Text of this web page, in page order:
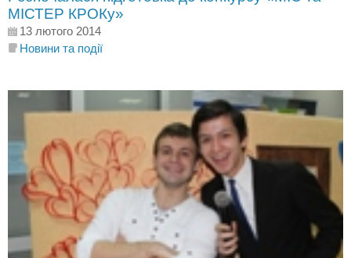
МІСТЕР КРОКу»
13 лютого 2014
Новини та події